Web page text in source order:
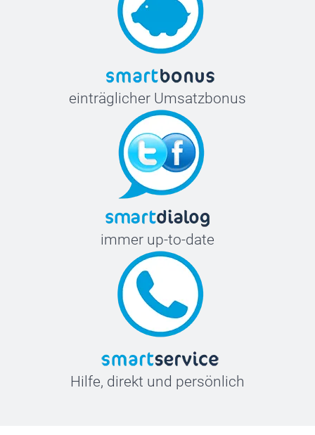
einträglicher Umsatzbonus
immer up-to-date
Hilfe, direkt und persönlich